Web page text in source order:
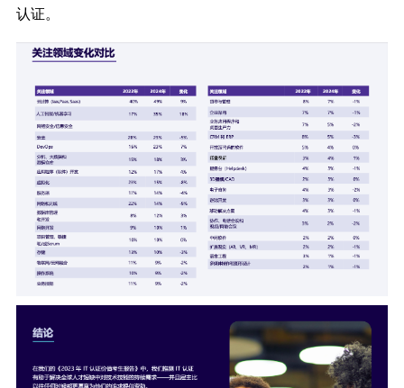
认证。